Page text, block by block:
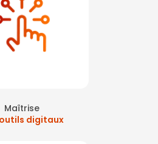
Maîtrise
digitaux